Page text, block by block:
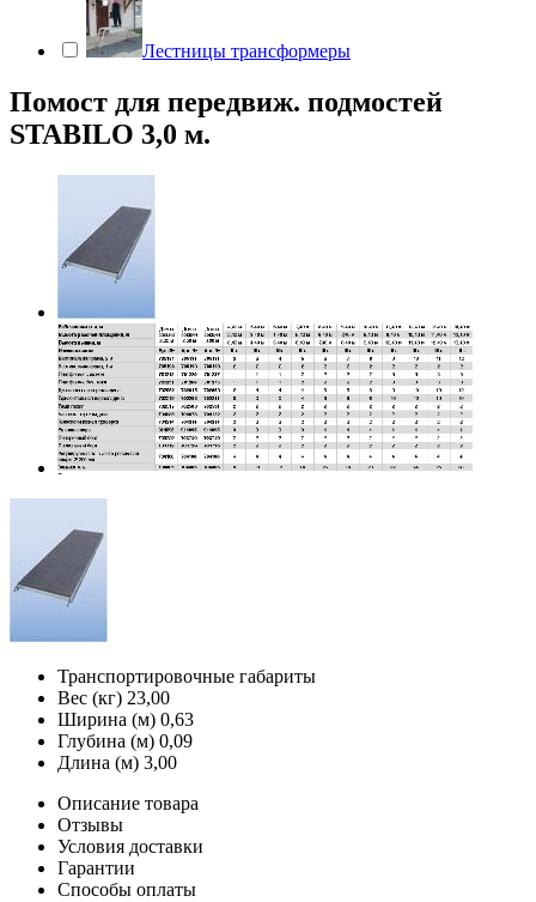
Лестницы трансформеры
Помост для передвиж. подмостей
STABILO 3,0 м.
Транспортировочные габариты
Вес (кг) 23,00
Ширина (м) 0,63
Глубина (м) 0,09
Длина (м) 3,00
Описание товара
Отзывы
Условия доставки
Гарантии
Способы оплаты